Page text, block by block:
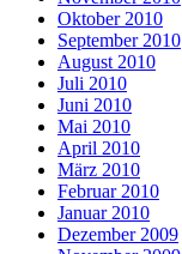
Oktober 2010
September 2010
August 2010
Juli 2010
Juni 2010
Mai 2010
April 2010
März 2010
Februar 2010
Januar 2010
Dezember 2009